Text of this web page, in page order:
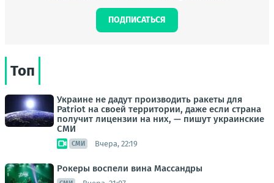
ПОДПИСАТЬСЯ
Топ
Украине не дадут производить ракеты для
Patriot на своей территории, даже если страна
получит лицензии на них, — пишут украинские
СМИ
СМИ Вчера, 22:19
Рокеры воспели вина Массандры